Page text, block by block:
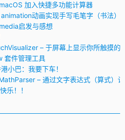
加入快捷多功能计算器
动画实现手写毛笔字（书法）
启发与感想
– 于屏幕上显示你所触摸的
套件管理工具
小巴：我要下车！
– 通过文字表达式（算式）
乐！！